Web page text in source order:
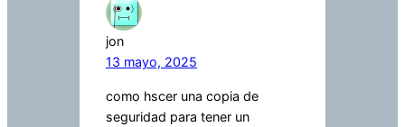
jon
13 mayo, 2025
como hscer una copia de
seguridad para tener un